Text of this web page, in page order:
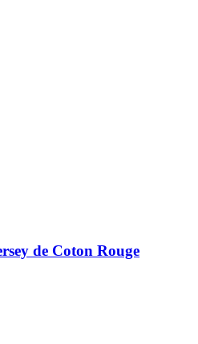
de Coton Rouge